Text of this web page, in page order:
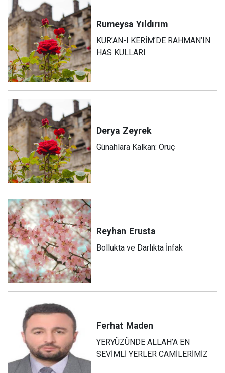
Rumeysa Yıldırım
KUR’AN-I KERİM’DE RAHMAN’IN
HAS KULLARI
Derya Zeyrek
Günahlara Kalkan: Oruç
Reyhan Erusta
Bollukta ve Darlıkta İnfak
Ferhat Maden
YERYÜZÜNDE ALLAH’A EN
SEVİMLİ YERLER CAMİLERİMİZ